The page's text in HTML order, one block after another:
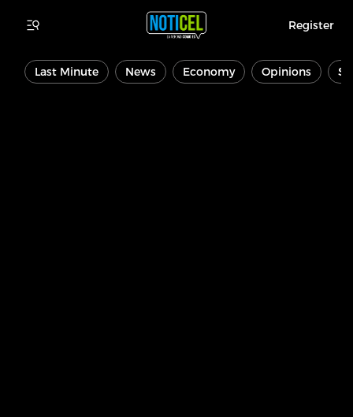
Register
Last Minute News Economy Opinions